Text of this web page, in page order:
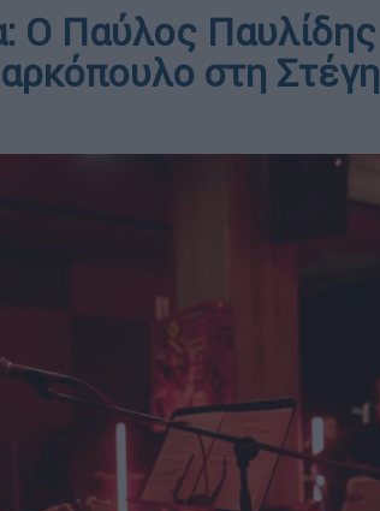
Ο Παύλος Παυλίδης
στη Στέγη